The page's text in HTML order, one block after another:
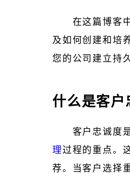
在这篇博客
及如何创建和培
您的公司建立持
什么是客户
客户忠诚度
理过程的重点。
荐。当客户选择